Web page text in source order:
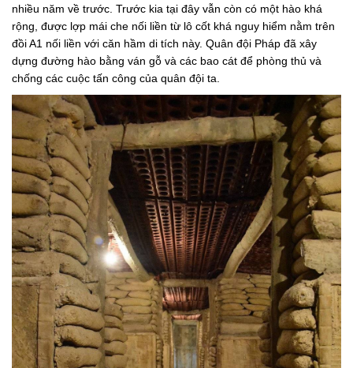
nhiều năm về trước. Trước kia tại đây vẫn còn có một hào khá
rộng, được lợp mái che nối liền từ lô cốt khá nguy hiểm nằm trên
đồi A1 nối liền với căn hầm di tích này. Quân đội Pháp đã xây
dựng đường hào bằng ván gỗ và các bao cát để phòng thủ và
chống các cuộc tấn công của quân đội ta.